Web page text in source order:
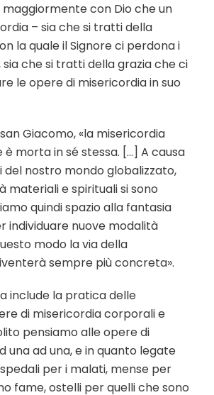
maggiormente con Dio che un
– sia che si tratti della
la quale il Signore ci perdona i
che si tratti della grazia che ci
le opere di misericordia in suo
Giacomo, «la misericordia
è morta in sé stessa. […] A causa
nostro mondo globalizzato,
materiali e spirituali si sono
quindi spazio alla fantasia
individuare nuove modalità
modo la via della
sempre più concreta».
include la pratica delle
di misericordia corporali e
pensiamo alle opere di
una ad una, e in quanto legate
per i malati, mense per
fame, ostelli per quelli che sono